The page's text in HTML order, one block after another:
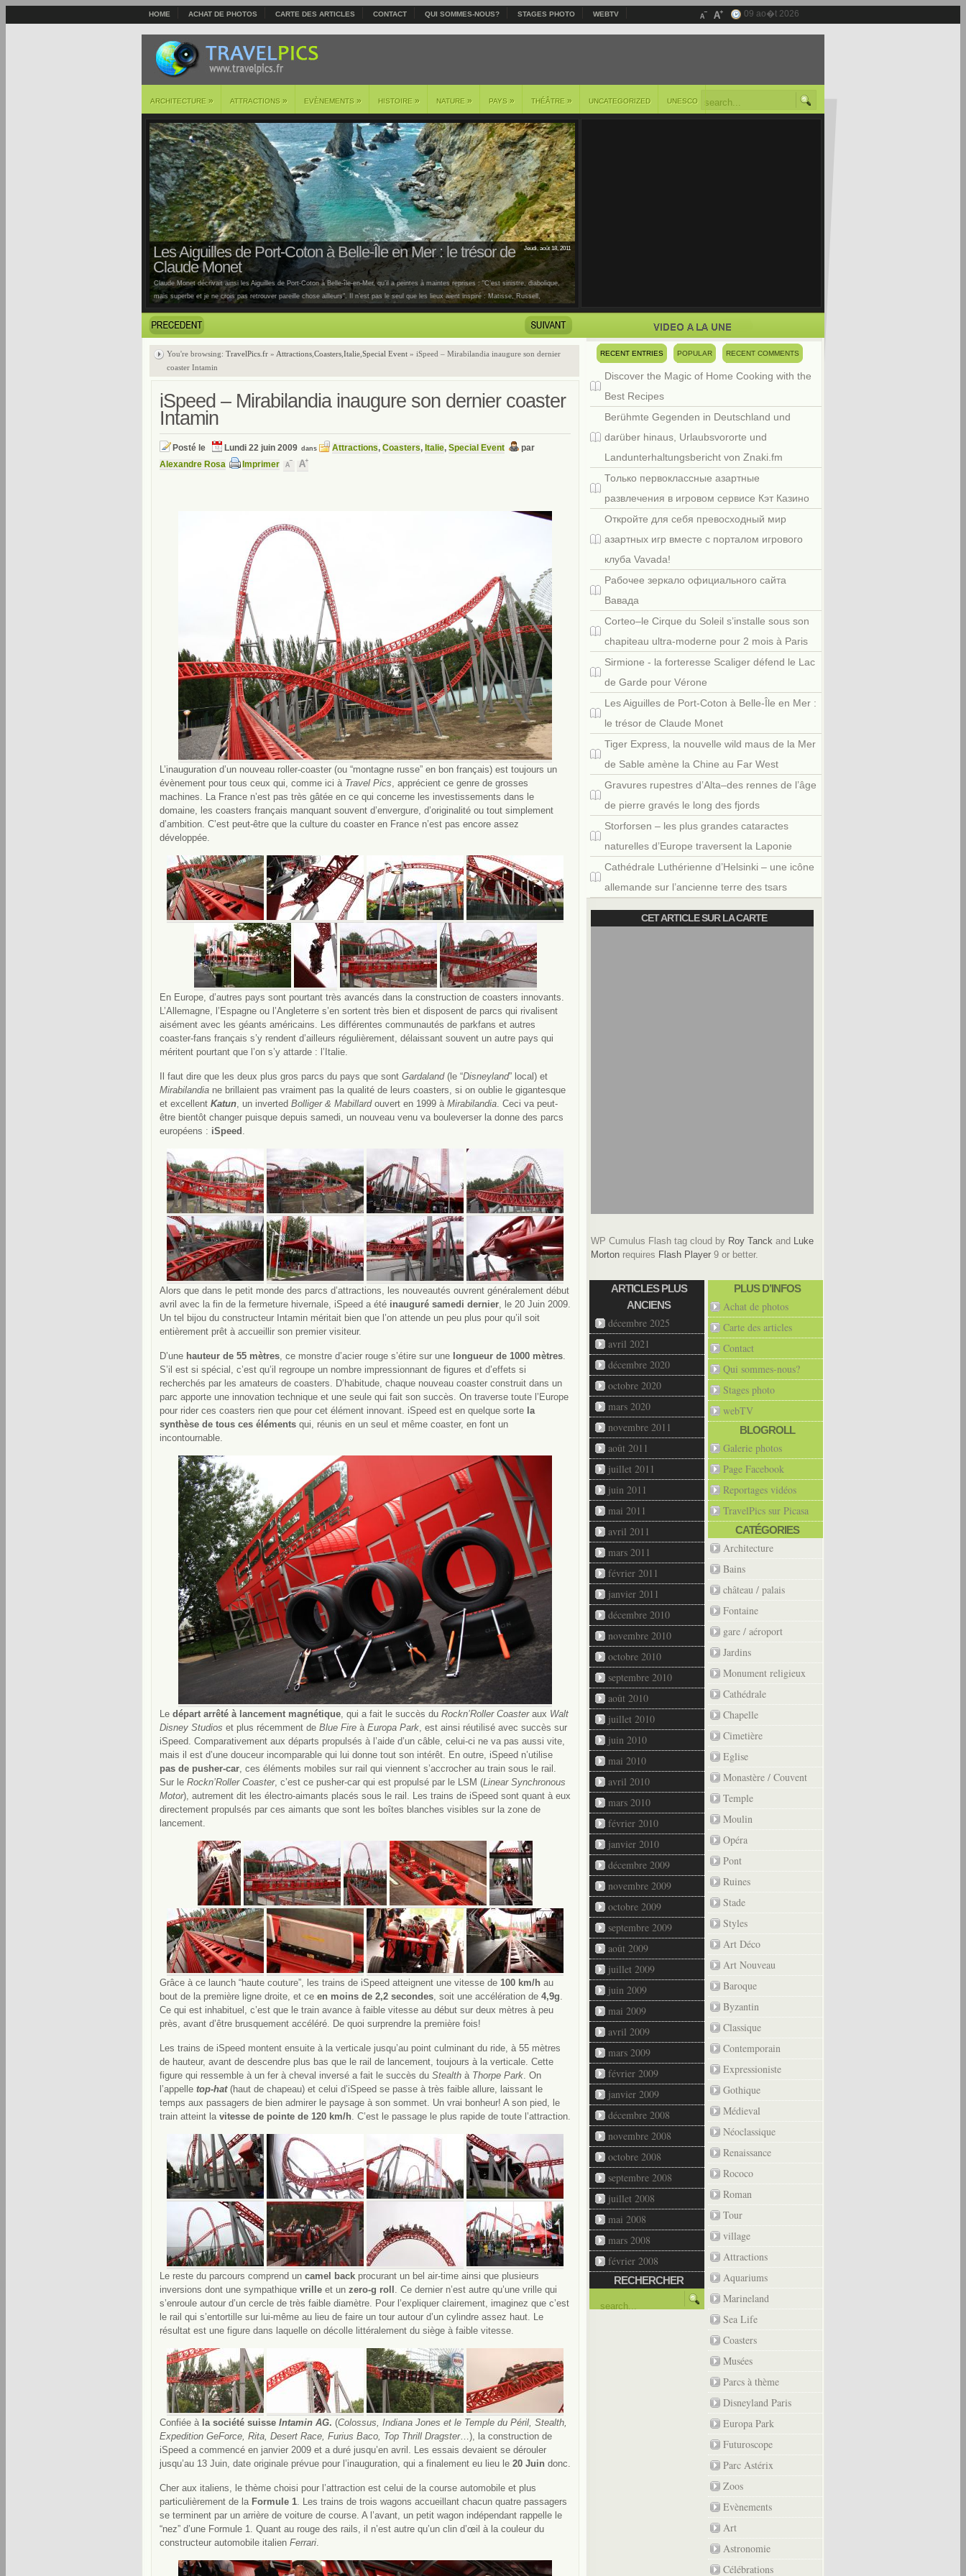
HOME ACHAT DE PHOTOS CARTE DES ARTICLES CONTACT QUI SOMMES-NOUS? STAGES PHOTO WEBTV 09 ao�t 2026
ARCHITECTURE » ATTRACTIONS » EVÈNEMENTS » HISTOIRE » NATURE » PAYS » THÉÂTRE » UNCATEGORIZED UNESCO
Jeudi, août 18, 2011
Les Aiguilles de Port-Coton à Belle-Île en Mer : le trésor de
Claude Monet
Claude Monet décrivait ainsi les Aiguilles de Port-Coton à Belle-île-en-Mer, qu’il a peintes à maintes reprises : "C’est sinistre, diabolique,
mais superbe et je ne crois pas retrouver pareille chose ailleurs". Il n’est pas le seul que les lieux aient inspiré : Matisse, Russell,
You're browsing: TravelPics.fr » Attractions Coasters Italie Special Event » iSpeed – Mirabilandia inaugure son dernier
coaster Intamin
iSpeed – Mirabilandia inaugure son dernier coaster
Intamin
Posté le Lundi 22 juin 2009 dans Attractions, Coasters, Italie, Special Event
par
Alexandre Rosa
Imprimer
L’inauguration d’un nouveau roller-coaster (ou “montagne russe” en bon français) est toujours un
évènement pour tous ceux qui, comme ici à Travel Pics, apprécient ce genre de grosses
machines. La France n’est pas très gâtée en ce qui concerne les investissements dans le
domaine, les coasters français manquant souvent d’envergure, d’originalité ou tout simplement
d’ambition. C’est peut-être que la culture du coaster en France n’est pas encore assez
développée.
En Europe, d’autres pays sont pourtant très avancés dans la construction de coasters innovants.
L’Allemagne, l’Espagne ou l’Angleterre s’en sortent très bien et disposent de parcs qui rivalisent
aisément avec les géants américains. Les différentes communautés de parkfans et autres
coaster-fans français s’y rendent d’ailleurs régulièrement, délaissant souvent un autre pays qui
méritent pourtant que l’on s’y attarde : l’Italie.
Il faut dire que les deux plus gros parcs du pays que sont Gardaland(le “Disneyland” local) et
Mirabilandia ne brillaient pas vraiment pas la qualité de leurs coasters, si on oublie le gigantesque
et excellent Katun, un inverted Bolliger & Mabillardouvert en 1999 à Mirabilandia. Ceci va peut-
être bientôt changer puisque depuis samedi, un nouveau venu va bouleverser la donne des parcs
européens : iSpeed .
Alors que dans le petit monde des parcs d’attractions, les nouveautés ouvrent généralement début
avril avec la fin de la fermeture hivernale, iSpeed a été inauguré samedi dernier, le 20 Juin 2009.
Un tel bijou du constructeur Intamin méritait bien que l’on attende un peu plus pour qu’il soit
entièrement prêt à accueillir son premier visiteur.
D’une hauteur de 55 mètres, ce monstre d’acier rouge s’étire sur une longueur de 1000 mètres.
S’il est si spécial, c’est qu’il regroupe un nombre impressionnant de figures et d’effets si
recherchés par les amateurs de coasters. D’habitude, chaque nouveau coaster construit dans un
parc apporte une innovation technique et une seule qui fait son succès. On traverse toute l’Europe
pour rider ces coasters rien que pour cet élément innovant. iSpeed est en quelque sorte la
synthèse de tous ces éléments qui, réunis en un seul et même coaster, en font un
incontournable.
Le départ arrêté à lancement magnétique, qui a fait le succès du Rockn’Roller Coasteraux Walt
Disney Studios et plus récemment de Blue Fire à Europa Park, est ainsi réutilisé avec succès sur
iSpeed. Comparativement aux départs propulsés à l’aide d’un câble, celui-ci ne va pas aussi vite,
mais il est d’une douceur incomparable qui lui donne tout son intérêt. En outre, iSpeed n’utilise
pas de pusher-car, ces éléments mobiles sur rail qui viennent s’accrocher au train sous le rail.
Sur le Rockn’Roller Coaster, c’est ce pusher-car qui est propulsé par le LSM (Linear Synchronous
Motor), autrement dit les électro-aimants placés sous le rail. Les trains de iSpeed sont quant à eux
directement propulsés par ces aimants que sont les boîtes blanches visibles sur la zone de
lancement.
Grâce à ce launch “haute couture”, les trains de iSpeed atteignent une vitesse de 100 km/h au
bout de la première ligne droite, et ce en moins de 2,2 secondes, soit une accélération de 4,9g.
Ce qui est inhabituel, c’est que le train avance à faible vitesse au début sur deux mètres à peu
près, avant d’être brusquement accéléré. De quoi surprendre la première fois!
Les trains de iSpeed montent ensuite à la verticale jusqu’au point culminant du ride, à 55 mètres
de hauteur, avant de descendre plus bas que le rail de lancement, toujours à la verticale. Cette
figure qui ressemble à un fer à cheval inversé a fait le succès du Stealth à Thorpe Park. On
l’appelle top-hat(haut de chapeau) et celui d’iSpeed se passe à très faible allure, laissant le
temps aux passagers de bien admirer le paysage à son sommet. Un vrai bonheur! A son pied, le
train atteint la vitesse de pointe de 120 km/h. C’est le passage le plus rapide de toute l’attraction.
Le reste du parcours comprend un camel back procurant un bel air-time ainsi que plusieurs
inversions dont une sympathique vrille et un zero-g roll . Ce dernier n’est autre qu’une vrille qui
s’enroule autour d’un cercle de très faible diamètre. Pour l’expliquer clairement, imaginez que c’est
le rail qui s’entortille sur lui-même au lieu de faire un tour autour d’un cylindre assez haut. Le
résultat est une figure dans laquelle on décolle littéralement du siège à faible vitesse.
Confiée à la société suisse Intamin AG. (Colossus, Indiana Jones et le Temple du Péril, Stealth,
Expedition GeForce, Rita, Desert Race, Furius Baco, Top Thrill Dragster…), la construction de
iSpeed a commencé en janvier 2009 et a duré jusqu’en avril. Les essais devaient se dérouler
jusqu’au 13 Juin, date originale prévue pour l’inauguration, qui a finalement eu lieu le 20 Juin donc.
Cher aux italiens, le thème choisi pour l’attraction est celui de la course automobile et plus
particulièrement de la Formule 1. Les trains de trois wagons accueillant chacun quatre passagers
se terminent par un arrière de voiture de course. A l’avant, un petit wagon indépendant rappelle le
“nez” d’une Formule 1. Quant au rouge des rails, il n’est autre qu’un clin d’œil à la couleur du
constructeur automobile italien Ferrari.
RECENT ENTRIES POPULAR RECENT COMMENTS
Discover the Magic of Home Cooking with the
Best Recipes
Berühmte Gegenden in Deutschland und
darüber hinaus, Urlaubsvororte und
Landunterhaltungsbericht von Znaki.fm
Только первоклассные азартные
развлечения в игровом сервисе Кэт Казино
Откройте для себя превосходный мир
азартных игр вместе с порталом игрового
клуба Vavada!
Рабочее зеркало официального сайта
Вавада
Corteo–le Cirque du Soleil s’installe sous son
chapiteau ultra-moderne pour 2 mois à Paris
Sirmione - la forteresse Scaliger défend le Lac
de Garde pour Vérone
Les Aiguilles de Port-Coton à Belle-Île en Mer :
le trésor de Claude Monet
Tiger Express, la nouvelle wild maus de la Mer
de Sable amène la Chine au Far West
Gravures rupestres d’Alta–des rennes de l’âge
de pierre gravés le long des fjords
Storforsen – les plus grandes cataractes
naturelles d’Europe traversent la Laponie
Cathédrale Luthérienne d’Helsinki – une icône
allemande sur l’ancienne terre des tsars
CET ARTICLE SUR LA CARTE
WP Cumulus Flash tag cloud by Roy Tanck and Luke
Morton requires Flash Player 9 or better.
ARTICLES PLUS
ANCIENS
décembre 2025
avril 2021
décembre 2020
octobre 2020
mars 2020
novembre 2011
août 2011
juillet 2011
juin 2011
mai 2011
avril 2011
mars 2011
février 2011
janvier 2011
décembre 2010
novembre 2010
octobre 2010
septembre 2010
août 2010
juillet 2010
juin 2010
mai 2010
avril 2010
mars 2010
février 2010
janvier 2010
décembre 2009
novembre 2009
octobre 2009
septembre 2009
août 2009
juillet 2009
juin 2009
mai 2009
avril 2009
mars 2009
février 2009
janvier 2009
décembre 2008
novembre 2008
octobre 2008
septembre 2008
juillet 2008
mai 2008
mars 2008
février 2008
RECHERCHER
PLUS D’INFOS
Achat de photos
Carte des articles
Contact
Qui sommes-nous?
Stages photo
webTV
BLOGROLL
Galerie photos
Page Facebook
Reportages vidéos
TravelPics sur Picasa
CATÉGORIES
Architecture
Bains
château / palais
Fontaine
gare / aéroport
Jardins
Monument religieux
Cathédrale
Chapelle
Cimetière
Eglise
Monastère / Couvent
Temple
Moulin
Opéra
Pont
Ruines
Stade
Styles
Art Déco
Art Nouveau
Baroque
Byzantin
Classique
Contemporain
Expressioniste
Gothique
Médieval
Néoclassique
Renaissance
Rococo
Roman
Tour
village
Attractions
Aquariums
Marineland
Sea Life
Coasters
Musées
Parcs à thème
Disneyland Paris
Europa Park
Futuroscope
Parc Astérix
Zoos
Evènements
Art
Astronomie
Célébrations